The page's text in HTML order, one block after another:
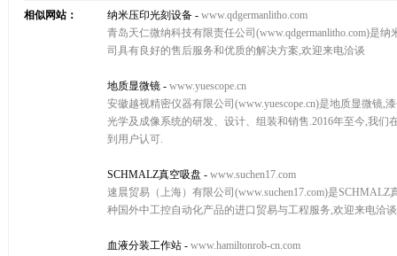
相似网站： 纳米压印光刻设备 - www.qdgermanlitho.com
青岛天仁微纳科技有限责任公司(www.qdgermanlitho.com)是
司具有良好的售后服务和优质的解决方案,欢迎来电洽谈
地质显微镜 - www.yuescope.cn
安徽越视精密仪器有限公司(www.yuescope.cn)是地质显微镜
光学及成像系统的研发、设计、组装和销售.2016年至今,我
到用户认可.
SCHMALZ真空吸盘 - www.suchen17.com
速晨贸易（上海）有限公司(www.suchen17.com)是
种国外中工控自动化产品的进口贸易与工程服务,欢迎来电洽谈
血液分装工作站 - www.hamiltonrob-cn.com